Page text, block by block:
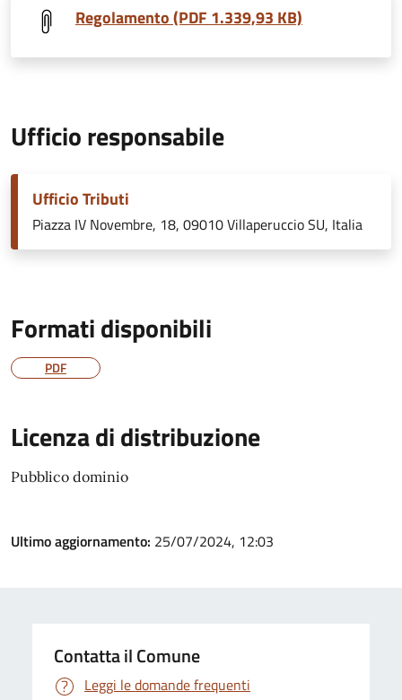
Regolamento (PDF 1.339,93 KB)
Ufficio responsabile
Ufficio Tributi
Piazza IV Novembre, 18, 09010 Villaperuccio SU, Italia
Formati disponibili
PDF
Licenza di distribuzione
Pubblico dominio
Ultimo aggiornamento: 25/07/2024, 12:03
Contatta il Comune
Leggi le domande frequenti